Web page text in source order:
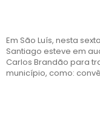
Em São Luís, nesta
Santiago esteve em
Carlos Brandão para
município, como: